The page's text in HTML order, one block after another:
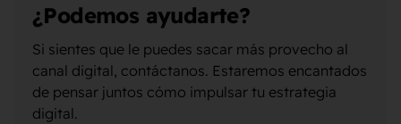
¿Podemos ayudarte?
Si sientes que le puedes sacar más provecho al
canal digital, contáctanos. Estaremos encantados
de pensar juntos cómo impulsar tu estrategia
digital.